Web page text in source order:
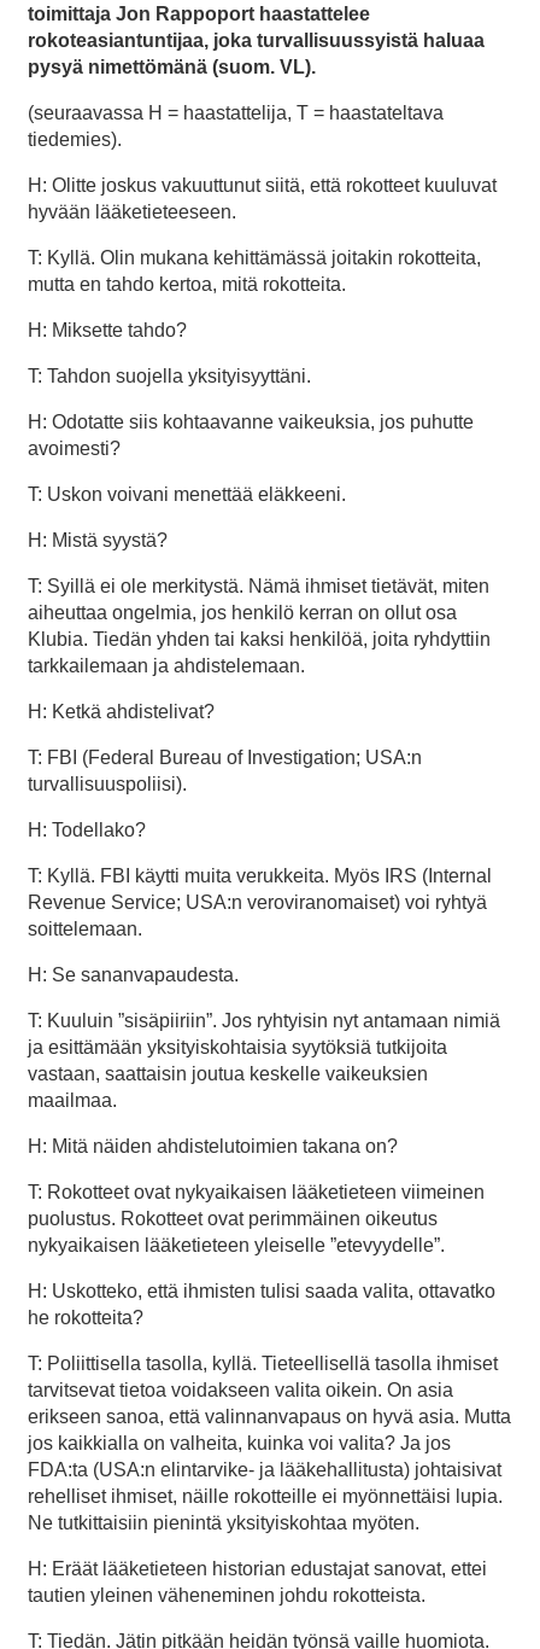
toimittaja Jon Rappoport haastattelee
rokoteasiantuntijaa, joka turvallisuussyistä haluaa
pysyä nimettömänä (suom. VL).
(seuraavassa H = haastattelija, T = haastateltava
tiedemies).
H: Olitte joskus vakuuttunut siitä, että rokotteet kuuluvat
hyvään lääketieteeseen.
T: Kyllä. Olin mukana kehittämässä joitakin rokotteita,
mutta en tahdo kertoa, mitä rokotteita.
H: Miksette tahdo?
T: Tahdon suojella yksityisyyttäni.
H: Odotatte siis kohtaavanne vaikeuksia, jos puhutte
avoimesti?
T: Uskon voivani menettää eläkkeeni.
H: Mistä syystä?
T: Syillä ei ole merkitystä. Nämä ihmiset tietävät, miten
aiheuttaa ongelmia, jos henkilö kerran on ollut osa
Klubia. Tiedän yhden tai kaksi henkilöä, joita ryhdyttiin
tarkkailemaan ja ahdistelemaan.
H: Ketkä ahdistelivat?
T: FBI (Federal Bureau of Investigation; USA:n
turvallisuuspoliisi).
H: Todellako?
T: Kyllä. FBI käytti muita verukkeita. Myös IRS (Internal
Revenue Service; USA:n veroviranomaiset) voi ryhtyä
soittelemaan.
H: Se sananvapaudesta.
T: Kuuluin ”sisäpiiriin”. Jos ryhtyisin nyt antamaan nimiä
ja esittämään yksityiskohtaisia syytöksiä tutkijoita
vastaan, saattaisin joutua keskelle vaikeuksien
maailmaa.
H: Mitä näiden ahdistelutoimien takana on?
T: Rokotteet ovat nykyaikaisen lääketieteen viimeinen
puolustus. Rokotteet ovat perimmäinen oikeutus
nykyaikaisen lääketieteen yleiselle ”etevyydelle”.
H: Uskotteko, että ihmisten tulisi saada valita, ottavatko
he rokotteita?
T: Poliittisella tasolla, kyllä. Tieteellisellä tasolla ihmiset
tarvitsevat tietoa voidakseen valita oikein. On asia
erikseen sanoa, että valinnanvapaus on hyvä asia. Mutta
jos kaikkialla on valheita, kuinka voi valita? Ja jos
FDA:ta (USA:n elintarvike- ja lääkehallitusta) johtaisivat
rehelliset ihmiset, näille rokotteille ei myönnettäisi lupia.
Ne tutkittaisiin pienintä yksityiskohtaa myöten.
H: Eräät lääketieteen historian edustajat sanovat, ettei
tautien yleinen väheneminen johdu rokotteista.
T: Tiedän. Jätin pitkään heidän työnsä vaille huomiota.